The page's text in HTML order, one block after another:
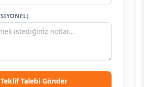
Teklif Talebi Gönder